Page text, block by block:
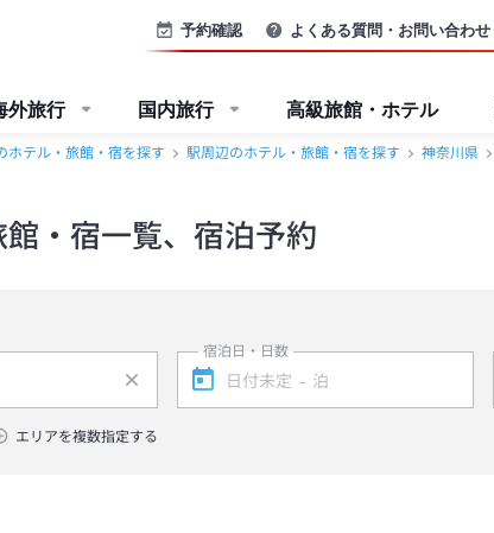
予約確認 よくある質問・お問い合わせ
外旅行 国内旅行 高級旅館・ホテル
ホテル・旅館・宿を探す 駅周辺のホテル・旅館・宿を探す 神奈川県
・宿一覧、宿泊予約
エリアを複数指定する
宿泊日・日数